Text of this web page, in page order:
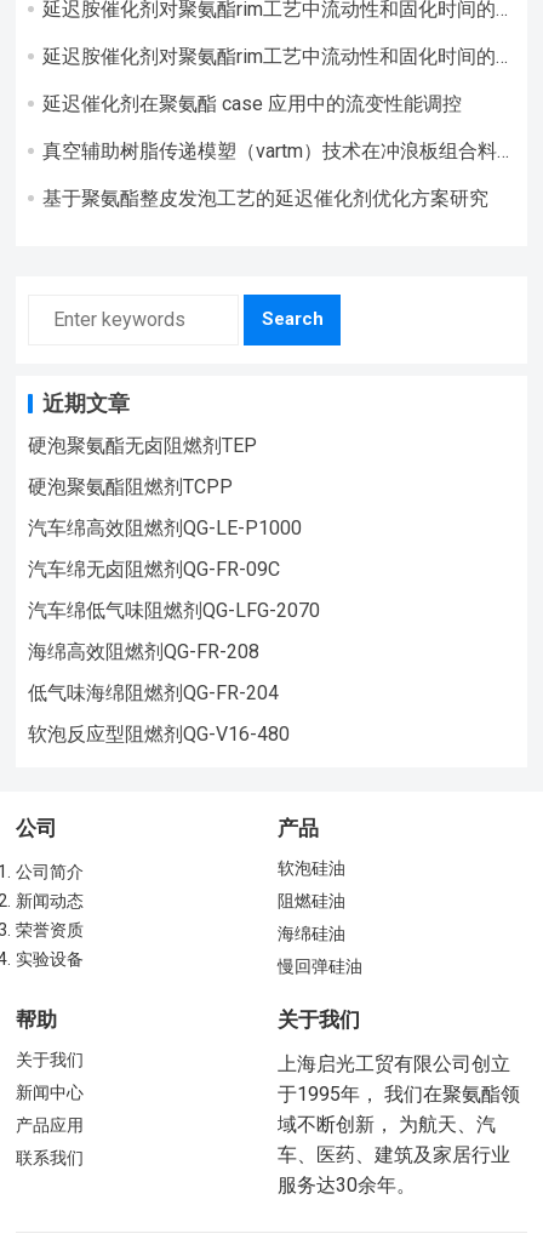
延迟胺催化剂对聚氨酯rim工艺中流动性和固化时间的
延迟胺催化剂对聚氨酯rim工艺中流动性和固化时间的
延迟催化剂在聚氨酯 case 应用中的流变性能调控​
真空辅助树脂传递模塑（vartm）技术在冲浪板组合料
基于聚氨酯整皮发泡工艺的延迟催化剂优化方案研究
Search
近期文章
硬泡聚氨酯无卤阻燃剂TEP
硬泡聚氨酯阻燃剂TCPP
汽车绵高效阻燃剂QG-LE-P1000
汽车绵无卤阻燃剂QG-FR-09C
汽车绵低气味阻燃剂QG-LFG-2070
海绵高效阻燃剂QG-FR-208
低气味海绵阻燃剂QG-FR-204
软泡反应型阻燃剂QG-V16-480
公司
公司简介
新闻动态
荣誉资质
实验设备
产品
软泡硅油
阻燃硅油
海绵硅油
慢回弹硅油
帮助
关于我们
新闻中心
产品应用
联系我们
关于我们
上海启光工贸有限公司创立
于1995年， 我们在聚氨酯领
域不断创新， 为航天、汽
车、医药、建筑及家居行业
服务达30余年。